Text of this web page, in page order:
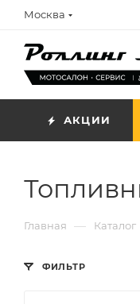
Москва
АКЦИИ
Главная — Каталог
ФИЛЬТР